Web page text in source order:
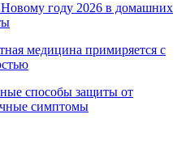
году 2026 в домашних
медицина примиряется с
способы защиты от
симптомы